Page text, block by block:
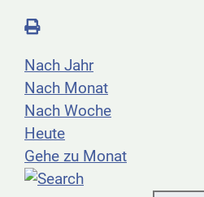
Nach Jahr
Nach Monat
Nach Woche
Heute
Gehe zu Monat